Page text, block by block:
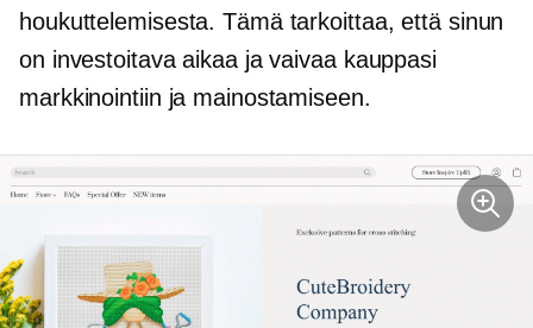
houkuttelemisesta. Tämä tarkoittaa, että sinun
on investoitava aikaa ja vaivaa kauppasi
markkinointiin ja mainostamiseen.